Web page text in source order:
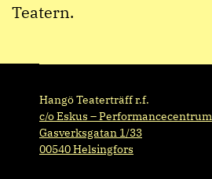
Teatern.
Hangö Teaterträff r.f.
c/o Eskus – Performancecentrum
Gasverksgatan 1/33
00540 Helsingfors